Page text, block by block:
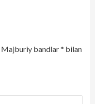
Majburiy bandlar* bilan